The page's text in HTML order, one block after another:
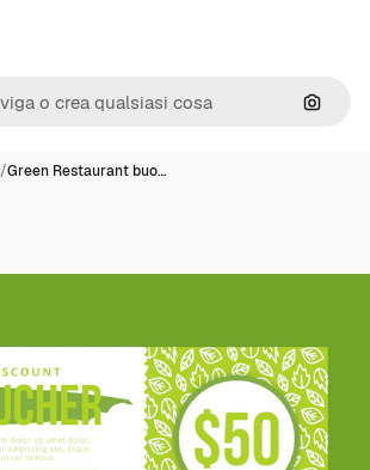
Cerca
/Green Restaurant buo…